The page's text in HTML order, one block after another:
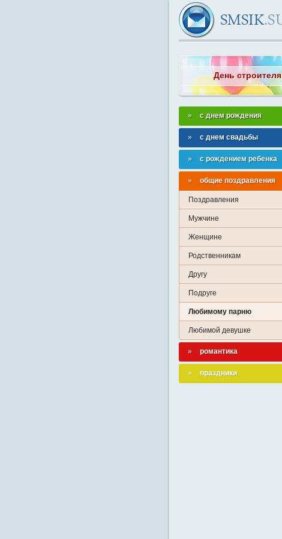
День строителя
с днем рождения
с днем свадьбы
с рождением ребенка
общие поздравления
Поздравления
Мужчине
Женщине
Родственникам
Другу
Подруге
Любимому парню
Любимой девушке
романтика
праздники